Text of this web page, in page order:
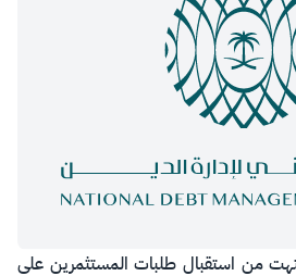
انتهت من استقبال طلبات المستثمرين على